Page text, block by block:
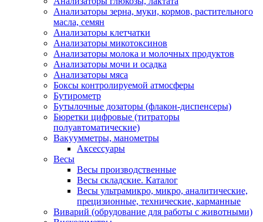
Анализаторы зерна, муки, кормов, растительного
масла, семян
Анализаторы клетчатки
Анализаторы микотоксинов
Анализаторы молока и молочных продуктов
Анализаторы мочи и осадка
Анализаторы мяса
Боксы контролируемой атмосферы
Бутирометр
Бутылочные дозаторы (флакон-диспенсеры)
Бюретки цифровые (титраторы
полуавтоматические)
Вакуумметры, манометры
Аксессуары
Весы
Весы производственные
Весы складские. Каталог
Весы ультрамикро, микро, аналитические,
прецизионные, технические, карманные
Виварий (обрудование для работы с животными)